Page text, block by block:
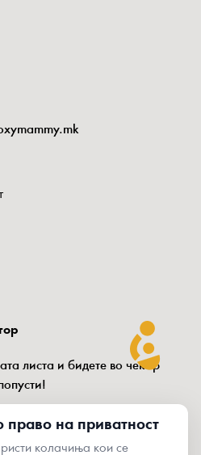
листа и бидете во чекор
право на приватност
колачиња кои се